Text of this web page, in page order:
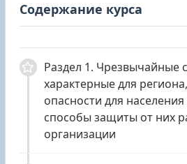
Содержание курса
Раздел 1. Чрезвычайные
характерные для
опасности для
способы защиты от них
организации